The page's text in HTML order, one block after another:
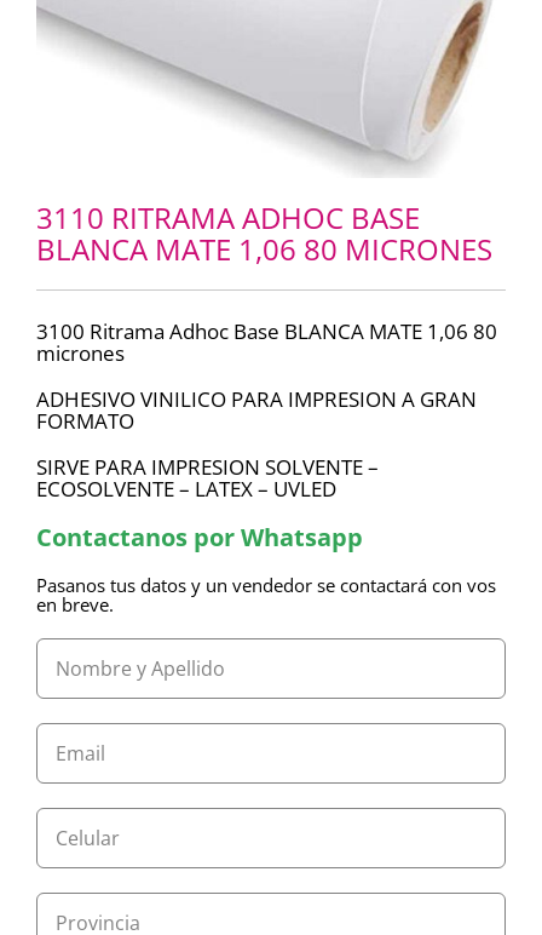
3110 RITRAMA ADHOC BASE
BLANCA MATE 1,06 80 MICRONES
3100 Ritrama Adhoc Base BLANCA MATE 1,06 80
micrones
ADHESIVO VINILICO PARA IMPRESION A GRAN
FORMATO
SIRVE PARA IMPRESION SOLVENTE –
ECOSOLVENTE – LATEX – UVLED
Contactanos por Whatsapp
Pasanos tus datos y un vendedor se contactará con vos
en breve.